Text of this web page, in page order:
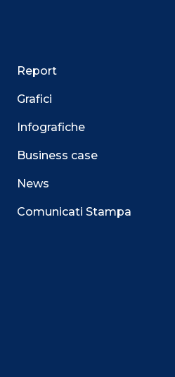
Report
Grafici
Infografiche
Business case
News
Comunicati Stampa